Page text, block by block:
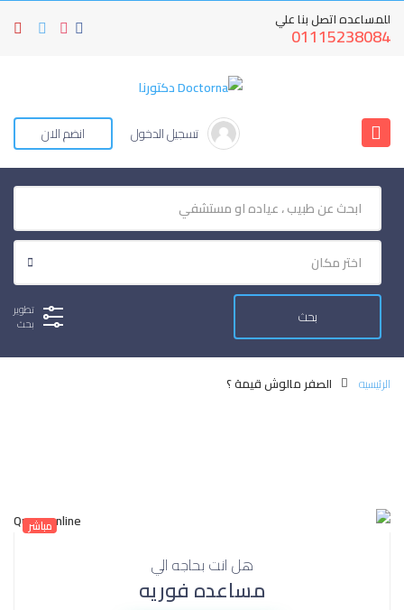
للمساعده اتصل بنا علي
01115238084
تسجيل الدخول انضم الان
تطوير
بحث
الرئيسيه الصفر مالوش قيمة ؟
مباشر
هل انت بحاجه الي
مساعده فوريه